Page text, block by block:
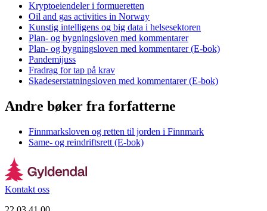
Kryptoeiendeler i formueretten
Oil and gas activities in Norway
Kunstig intelligens og big data i helsesektoren
Plan- og bygningsloven med kommentarer
Plan- og bygningsloven med kommentarer (E-bok)
Pandemijuss
Fradrag for tap på krav
Skadeserstatningsloven med kommentarer (E-bok)
Andre bøker fra forfatterne
Finnmarksloven og retten til jorden i Finnmark
Same- og reindriftsrett (E-bok)
Kontakt oss